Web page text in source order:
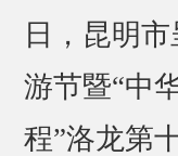
日，昆明
游节暨“中
程”洛龙第